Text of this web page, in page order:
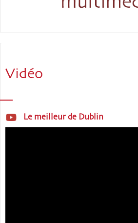
Vidéo
Le meilleur de Dublin